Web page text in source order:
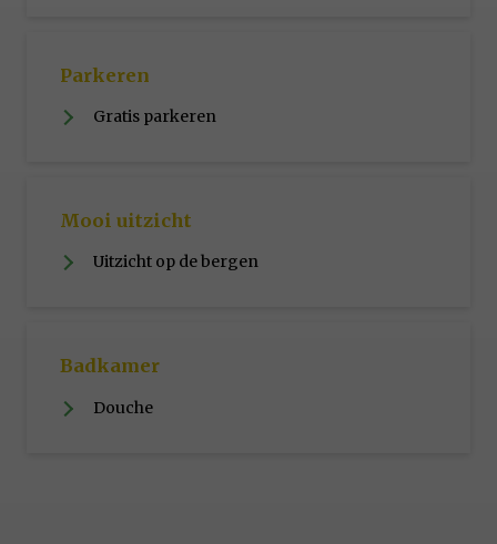
Parkeren
Gratis parkeren
Mooi uitzicht
Uitzicht op de bergen
Badkamer
Douche